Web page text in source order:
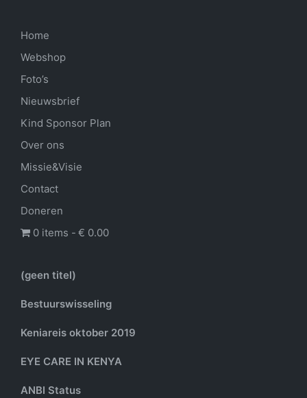
Home
Webshop
Foto’s
Nieuwsbrief
Kind Sponsor Plan
Over ons
Missie&Visie
Contact
Doneren
0 items
€ 0.00
(geen titel)
Bestuurswisseling
Keniareis oktober 2019
EYE CARE IN KENYA
ANBI Status